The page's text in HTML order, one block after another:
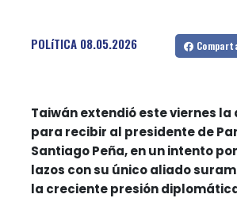
POLíTICA 08.05.2026
Taiwán extendió este viernes
para recibir al presidente de
Santiago Peña, en un intento
lazos con su único aliado
la creciente presión